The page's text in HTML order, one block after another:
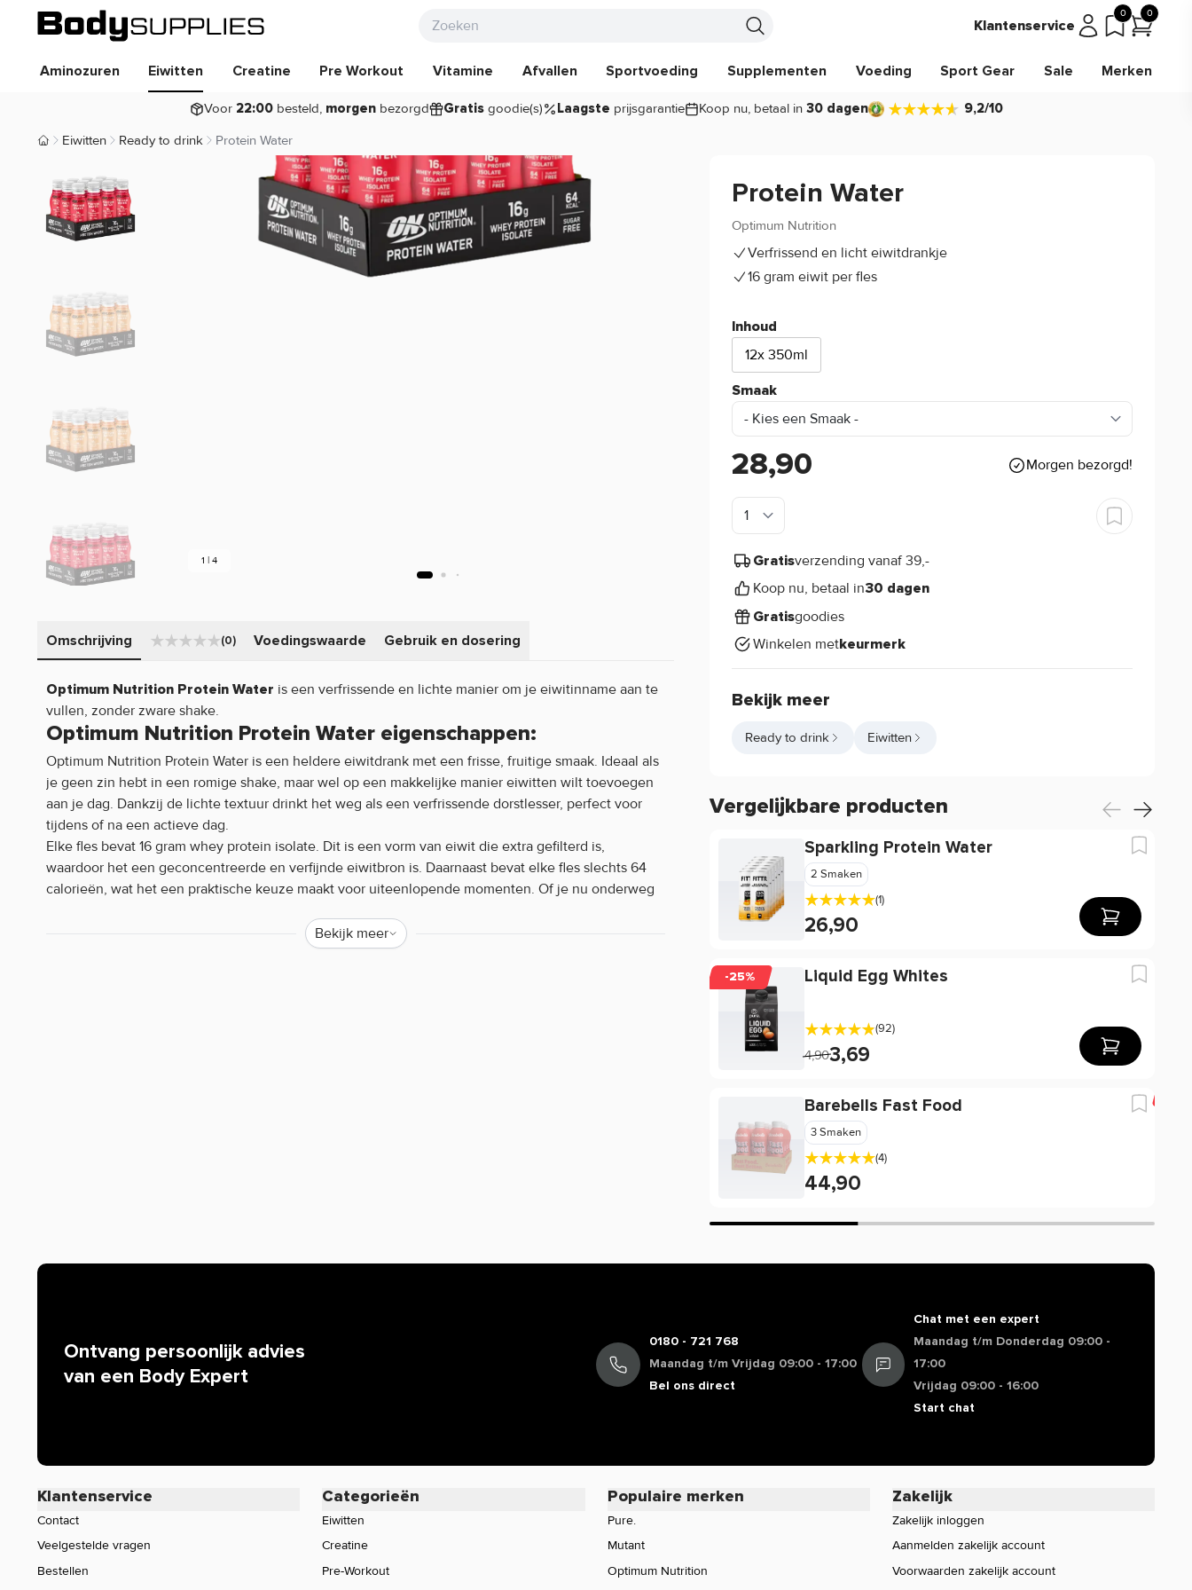
Klantenservice
0 0
Aminozuren Eiwitten Creatine Pre Workout Vitamine Afvallen Sportvoeding Supplementen Voeding Sport Gear Sale Merken
Voor 22:00besteld, morgenbezorgd Gratisgoodie(s) Laagste prijsgarantie Koop nu, betaal in 30 dagen 9,2/10
Body Supplies | Sportvoeding en Supplementen
Eiwitten Ready to drink Protein Water
Protein Water
Optimum Nutrition
Verfrissend en licht eiwitdrankje
16 gram eiwit per fles
Inhoud
12x 350ml
Smaak
28,90 Morgen bezorgd!
Gratisverzending vanaf 39,-
Koop nu, betaal in30 dagen
Gratisgoodies
Winkelen metkeurmerk
Bekijk meer
Ready to drink Eiwitten
Vergelijkbare producten
Sparkling Protein Water
2 Smaken
(1)
26,90
-25% Liquid Egg Whites
(92)
4,903,69
Barebells Fast Food
3 Smaken
(4)
44,90
1 | 4
Omschrijving (0) Voedingswaarde Gebruik en dosering
Optimum Nutrition Protein Water is een verfrissende en lichte manier om je eiwitinname aan te
vullen, zonder zware shake.
Optimum Nutrition Protein Water eigenschappen:
Optimum Nutrition Protein Water is een heldere eiwitdrank met een frisse, fruitige smaak. Ideaal als
je geen zin hebt in een romige shake, maar wel op een makkelijke manier eiwitten wilt toevoegen
aan je dag. Dankzij de lichte textuur drinkt het weg als een verfrissende dorstlesser, perfect voor
tijdens of na een actieve dag.
Elke fles bevat 16 gram whey protein isolate. Dit is een vorm van eiwit die extra gefilterd is,
waardoor het een geconcentreerde en verfijnde eiwitbron is. Daarnaast bevat elke fles slechts 64
calorieën, wat het een praktische keuze maakt voor uiteenlopende momenten. Of je nu onderweg
Optimum Nutrition Protein Water kenmerken:
iedereen bekend is. Zijn er specifieke vragen over dit product of wil je meer informatie over de
werking, neem dan gerust contact op met onze klantenservice voor een persoonlijk advies.
Bekijk meer
Ontvang persoonlijk advies
van een Body Expert
0180 - 721 768
Maandag t/m Vrijdag 09:00 - 17:00
Bel ons direct
Chat met een expert
Maandag t/m Donderdag 09:00 -
17:00
Vrijdag 09:00 - 16:00
Start chat
Klantenservice
Contact
Veelgestelde vragen
Bestellen
Categorieën
Eiwitten
Creatine
Pre-Workout
Populaire merken
Pure.
Mutant
Optimum Nutrition
Zakelijk
Zakelijk inloggen
Aanmelden zakelijk account
Voorwaarden zakelijk account